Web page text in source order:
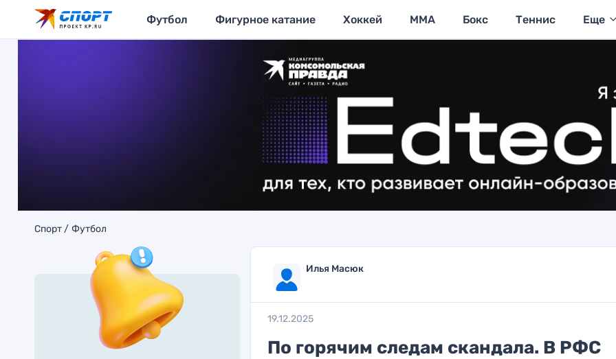
Футбол Фигурное катание Хоккей MMA Бокс Теннис Еще
Спорт Футбол
Илья Масюк
19.12.2025
По горячим следам скандала. В РФС